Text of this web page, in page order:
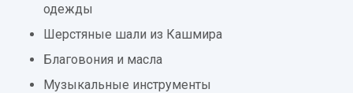
одежды
Шерстяные шали из Кашмира
Благовония и масла
Музыкальные инструменты